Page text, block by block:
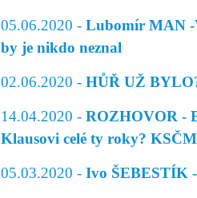
05.06.2020 - Lubomír MAN -
by je nikdo neznal
02.06.2020 - HŮŘ UŽ
14.04.2020 - ROZHOVOR -
Klausovi celé ty roky?
05.03.2020 - Ivo ŠEBESTÍK